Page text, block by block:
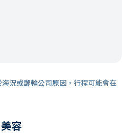
況或郵輪公司原因，行程可能會在
容